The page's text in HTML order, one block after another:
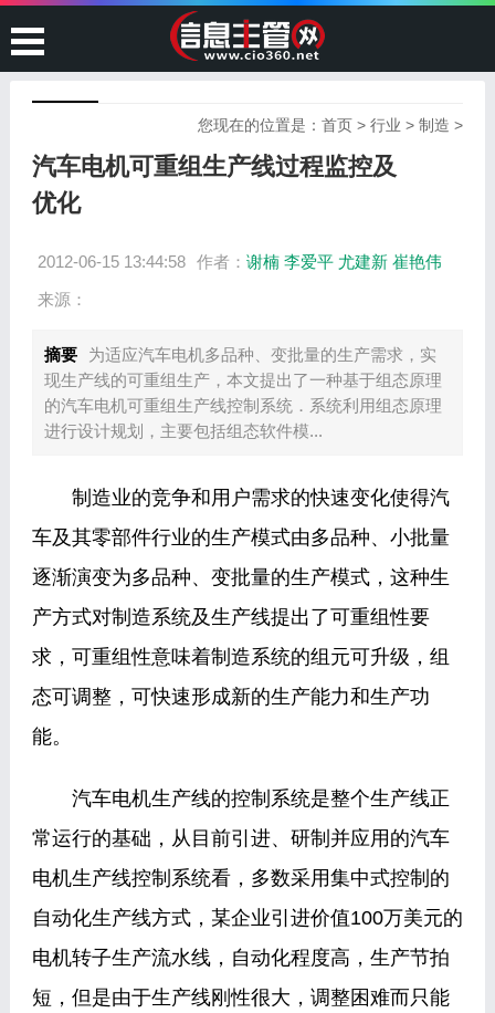
您现在的位置是：首页 >行业 >制造 >
汽车电机可重组生产线过程监控及
优化
2012-06-15 13:44:58 作者： 谢楠 李爱平 尤建新 崔艳伟
来源：
摘要
为适应汽车电机多品种、变批量的生产需求，实
现生产线的可重组生产，本文提出了一种基于组态原理
的汽车电机可重组生产线控制系统．系统利用组态原理
进行设计规划，主要包括组态软件模...
制造业的竞争和用户需求的快速变化使得汽
车及其零部件行业的生产模式由多品种、小批量
逐渐演变为多品种、变批量的生产模式，这种生
产方式对制造系统及生产线提出了可重组性要
求，可重组性意味着制造系统的组元可升级，组
态可调整，可快速形成新的生产能力和生产功
能。
汽车电机生产线的控制系统是整个生产线正
常运行的基础，从目前引进、研制并应用的汽车
电机生产线控制系统看，多数采用集中式控制的
自动化生产线方式，某企业引进价值100万美元的
电机转子生产流水线，自动化程度高，生产节拍
短，但是由于生产线刚性很大，调整困难而只能